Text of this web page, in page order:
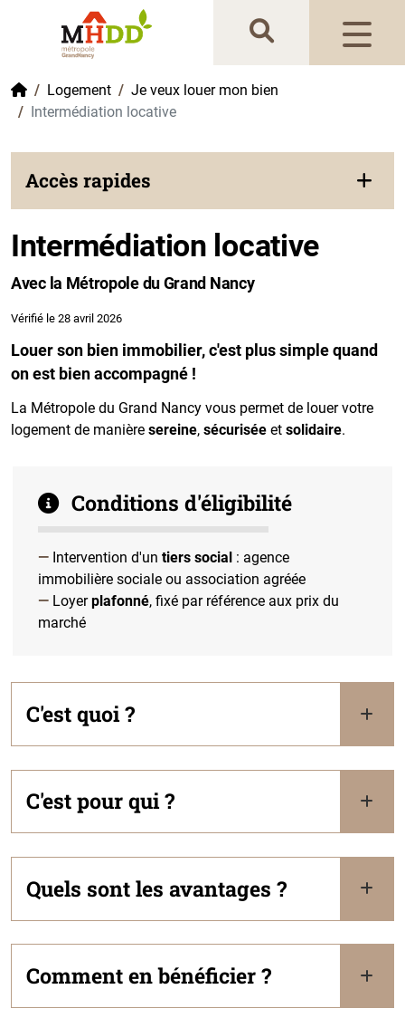
Gestion de vos préférences sur les cookies
AccueilLogement
Je veux louer mon bien
Intermédiation locative
Accès rapides
Intermédiation locative
Avec la Métropole du Grand Nancy
Vérifié le 28 avril 2026
Louer son bien immobilier, c'est plus simple quand
on est bien accompagné !
La Métropole du Grand Nancy vous permet de louer votre
logement de manière sereine, sécurisée et solidaire.
Conditions d'éligibilité
Intervention d'untiers social : agence
immobilière sociale ou association agréée
Loyerplafonné, fixé par référence aux prix du
marché
C'est quoi ?
C'est pour qui ?
Quels sont les avantages ?
Comment en bénéficier ?